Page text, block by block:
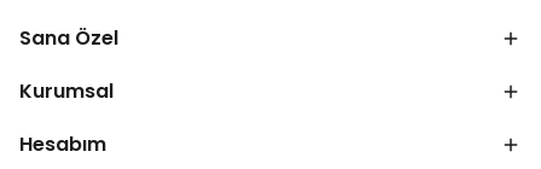
Sana Özel
Kurumsal
Hesabım